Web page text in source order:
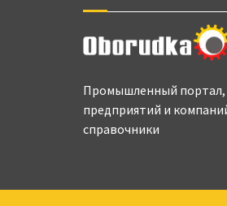
Промышленный портал,
предприятий и
справочники